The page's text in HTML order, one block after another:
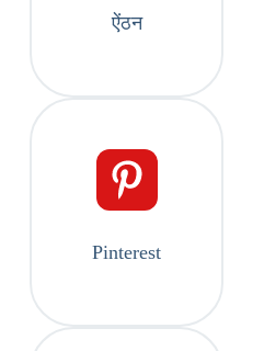
ऐंठन
Pinterest